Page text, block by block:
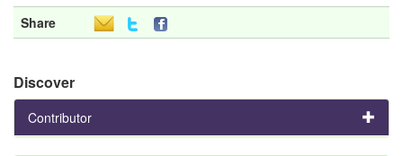
Share
Discover
Contributor